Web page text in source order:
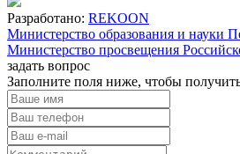
Разработано: REKOON
Министерство образования и науки
Министерство просвещения
задать вопрос
Заполните поля ниже, чтобы